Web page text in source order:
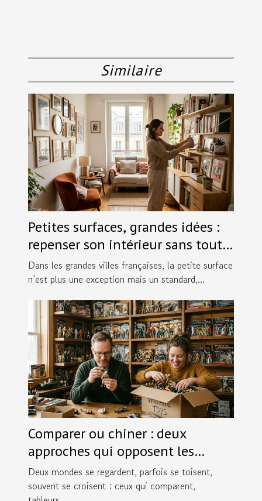
Similaire
Petites surfaces, grandes idées :
repenser son intérieur sans tout
bouleverser
Dans les grandes villes françaises, la petite surface
n’est plus une exception mais un standard,...
Comparer ou chiner : deux
approches qui opposent les
passionnés de figurines
Deux mondes se regardent, parfois se toisent,
souvent se croisent : ceux qui comparent,